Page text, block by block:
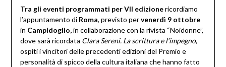
Tra gli eventi programmati per VII edizionericordiamo
l’appuntamento di Roma, previsto pervenerdì 9 ottobre
in Campidoglio,in collaborazione con la rivista “Noidonne”,
dove sarà ricordata Clara Sereni. La scrittura e l’impegno,
ospiti i vincitori delle precedenti edizioni del Premio e
personalità di spicco della cultura italiana che hanno fatto